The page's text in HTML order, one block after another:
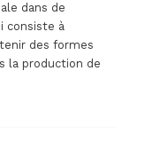
dans de
consiste à
des formes
la production de